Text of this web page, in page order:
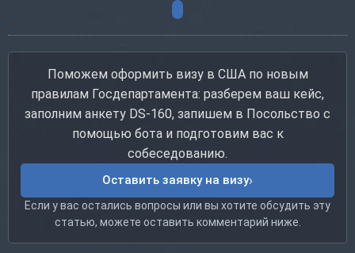
Поможем оформить визу в США по новым
правилам Госдепартамента: разберем ваш кейс,
заполним анкету DS-160, запишем в Посольство с
помощью бота и подготовим вас к
собеседованию.
Оставить заявку на визу
Если у вас остались вопросы или вы хотите обсудить эту
статью, можете оставить комментарий ниже.